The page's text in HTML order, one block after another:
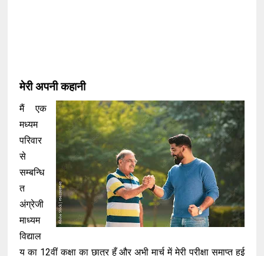
मेरी अपनी कहानी
मैं एक
मध्यम
परिवार
से
सम्बन्धि
त
अंग्रेजी
माध्यम
विद्याल
य का 12वीं कक्षा का छात्र हूँ और अभी मार्च में मेरी परीक्षा समाप्त हुई